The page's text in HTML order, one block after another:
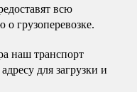
всю
грузоперевозке.
наш транспорт
для загрузки и